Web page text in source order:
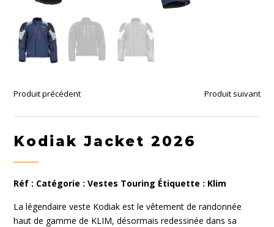
Produit précédent Produit suivant
Kodiak Jacket 2026
Réf : Catégorie :Vestes Touring Étiquette : Klim
La légendaire veste Kodiak est le vêtement de randonnée
haut de gamme de KLIM, désormais redessinée dans sa